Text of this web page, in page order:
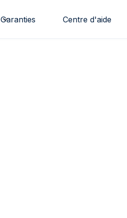
Garanties Centre d'aide